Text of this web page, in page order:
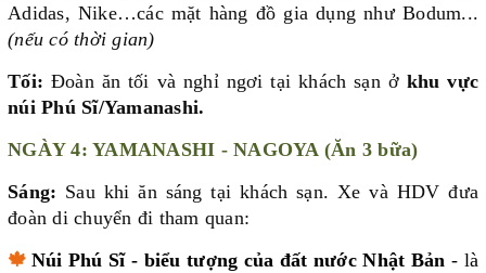
Adidas, Nike…các mặt hàng đồ gia dụng như Bodum...
(nếu có thời gian)
Tối: Đoàn ăn tối và nghỉ ngơi tại khách sạn ở khu vực
núi Phú Sĩ/Yamanashi.
NGÀY 4: YAMANASHI - NAGOYA (Ăn 3 bữa)
Sáng: Sau khi ăn sáng tại khách sạn. Xe và HDV đưa
đoàn di chuyển đi tham quan:
🍁 Núi Phú Sĩ - biểu tượng của đất nước Nhật Bản - là